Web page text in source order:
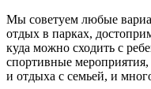
Мы советуем любые
отдых в парках,
куда можно сходить с
спортивные мероприятия,
и отдыха с семьей, и